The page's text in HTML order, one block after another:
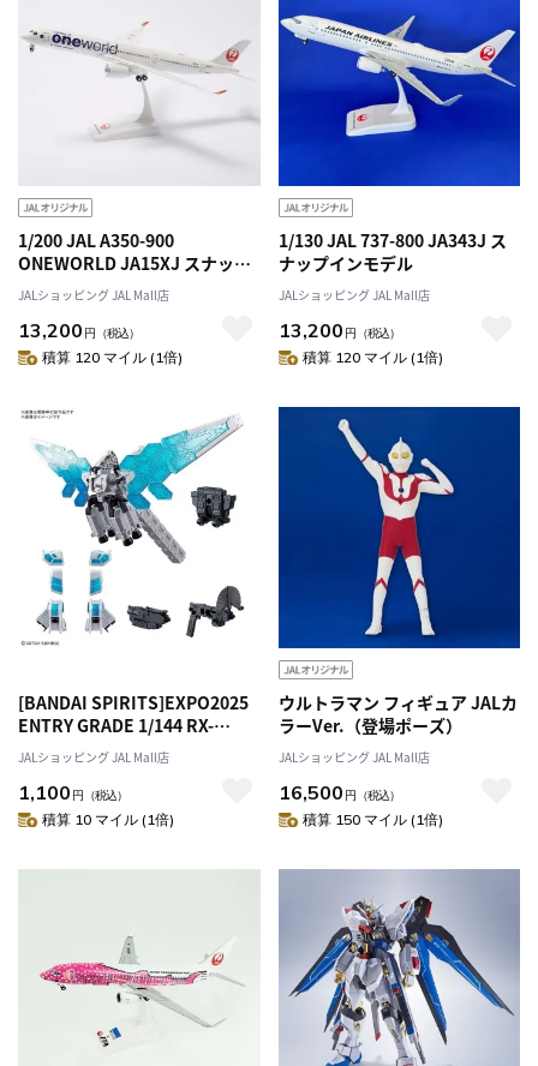
1/200 JAL A350-900
ONEWORLD JA15XJ スナップ
インモデル
JALショッピング JAL Mall店
13,200 円 （税込）
積算 120 マイル (1倍)
1/130 JAL 737-800 JA343J ス
ナップインモデル
JALショッピング JAL Mall店
13,200 円 （税込）
積算 120 マイル (1倍)
[BANDAI SPIRITS]EXPO2025
ENTRY GRADE 1/144 RX-
78F00/E ガンダム用オプション
パーツセット（EX-001 グラス
フェザー装備）
JALショッピング JAL Mall店
1,100 円 （税込）
積算 10 マイル (1倍)
ウルトラマン フィギュア JALカ
ラーVer.（登場ポーズ）
JALショッピング JAL Mall店
16,500 円 （税込）
積算 150 マイル (1倍)